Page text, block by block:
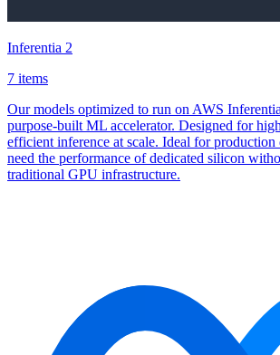
Inferentia 2
7 items
Our models optimized to run on AWS
purpose-built ML accelerator. Designed for
efficient inference at scale. Ideal for production
need the performance of dedicated silicon
traditional GPU infrastructure.